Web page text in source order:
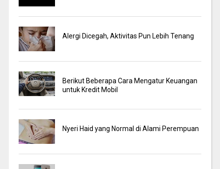
Alergi Dicegah, Aktivitas Pun Lebih Tenang
Berikut Beberapa Cara Mengatur Keuangan
untuk Kredit Mobil
Nyeri Haid yang Normal di Alami Perempuan